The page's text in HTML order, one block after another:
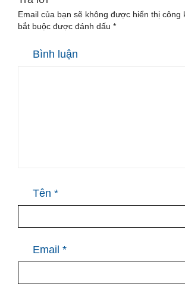
Email của bạn sẽ không được hiển thị công
bắt buộc được đánh dấu *
Bình luận
Tên *
Email *